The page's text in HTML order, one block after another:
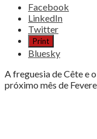
Share
post
"TRAIL
DO
COVÃO
AVENTURA-
TE!"
Facebook
LinkedIn
Twitter
Print
Bluesky
A freguesia de Cête e
próximo mês de